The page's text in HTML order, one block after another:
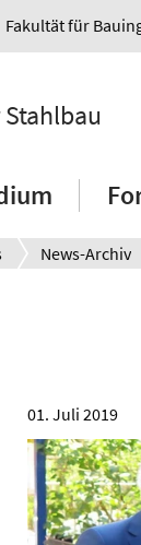
Fakultät für
News-Archiv
01. Juli 2019